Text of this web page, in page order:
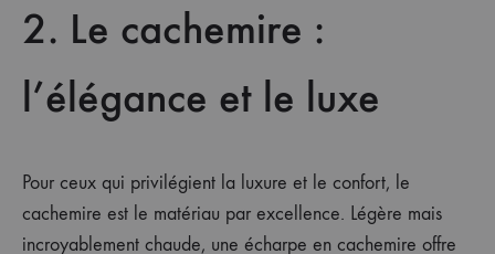
2. Le cachemire :
l’élégance et le luxe
Pour ceux qui privilégient la luxure et le confort, le
cachemire est le matériau par excellence. Légère mais
incroyablement chaude, une écharpe en cachemire offre